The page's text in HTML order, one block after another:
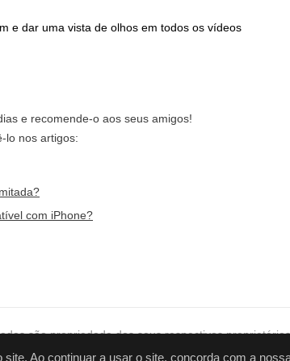
Ao continuar a usar o site, concorda com a
e dar uma vista de olhos em todos os vídeos
e recomende-o aos seus amigos!
lo nos artigos:
com iPhone?
são propriedade dos seus respectivos proprietários
, GDPR, EULA, Descargas